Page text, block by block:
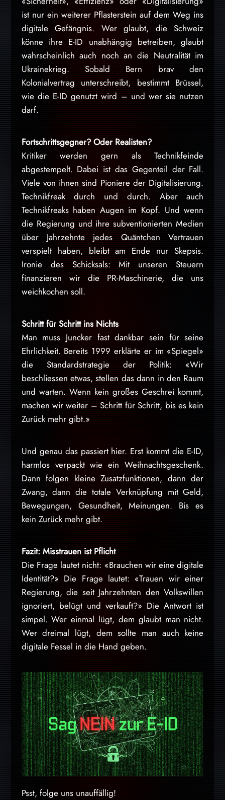
ist nur ein weiterer Pflasterstein auf dem Weg ins
digitale Gefängnis. Wer glaubt, die Schweiz
könne ihre E-ID unabhängig betreiben, glaubt
wahrscheinlich auch noch an die Neutralität im
Ukrainekrieg. Sobald Bern brav den
Kolonialvertrag unterschreibt, bestimmt Brüssel,
wie die E-ID genutzt wird – und wer sie nutzen
darf.
Fortschrittsgegner? Oder Realisten?
Kritiker werden gern als Technikfeinde
abgestempelt. Dabei ist das Gegenteil der Fall.
Viele von ihnen sind Pioniere der Digitalisierung.
Technikfreak durch und durch. Aber auch
Technikfreaks haben Augen im Kopf. Und wenn
die Regierung und ihre subventionierten Medien
über Jahrzehnte jedes Quäntchen Vertrauen
verspielt haben, bleibt am Ende nur Skepsis.
Ironie des Schicksals: Mit unseren Steuern
finanzieren wir die PR-Maschinerie, die uns
weichkochen soll.
Schritt für Schritt ins Nichts
Man muss Juncker fast dankbar sein für seine
Ehrlichkeit. Bereits 1999 erklärte er im «Spiegel»
die Standardstrategie der Politik: «Wir
beschliessen etwas, stellen das dann in den Raum
und warten. Wenn kein großes Geschrei kommt,
machen wir weiter – Schritt für Schritt, bis es kein
Zurück mehr gibt.»
Und genau das passiert hier. Erst kommt die E-ID,
harmlos verpackt wie ein Weihnachtsgeschenk.
Dann folgen kleine Zusatzfunktionen, dann der
Zwang, dann die totale Verknüpfung mit Geld,
Bewegungen, Gesundheit, Meinungen. Bis es
kein Zurück mehr gibt.
Fazit: Misstrauen ist Pflicht
Die Frage lautet nicht: «Brauchen wir eine digitale
Identität?» Die Frage lautet: «Trauen wir einer
Regierung, die seit Jahrzehnten den Volkswillen
ignoriert, belügt und verkauft?» Die Antwort ist
simpel. Wer einmal lügt, dem glaubt man nicht.
Wer dreimal lügt, dem sollte man auch keine
digitale Fessel in die Hand geben.
Psst, folge uns unauffällig!